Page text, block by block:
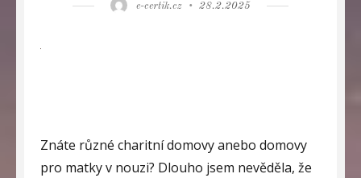
Author
e-certik.cz
Posted
28.2.2025
Znáte různé charitní domovy anebo domovy
pro matky v nouzi? Dlouho jsem nevěděla, že